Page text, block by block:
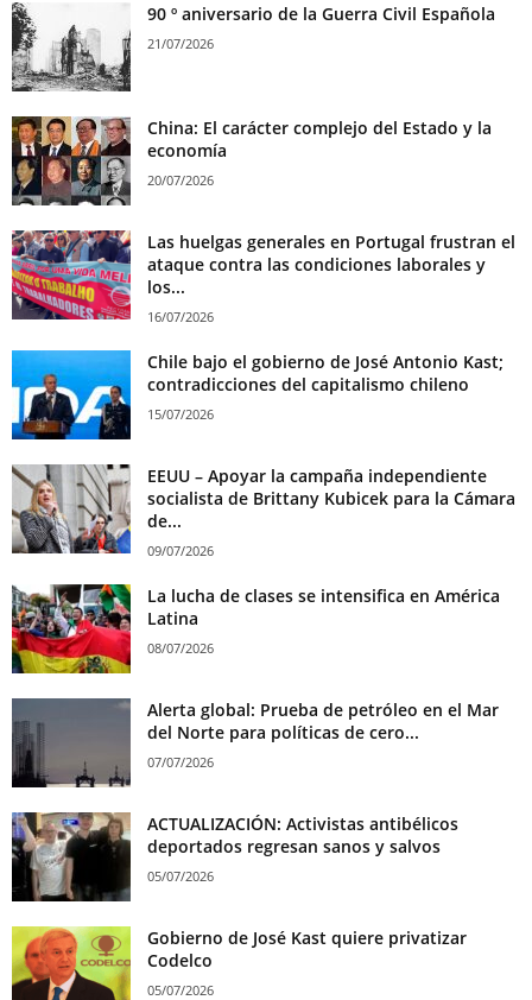
90 º aniversario de la Guerra Civil Española
21/07/2026
China: El carácter complejo del Estado y la
economía
20/07/2026
Las huelgas generales en Portugal frustran el
ataque contra las condiciones laborales y
los...
16/07/2026
Chile bajo el gobierno de José Antonio Kast;
contradicciones del capitalismo chileno
15/07/2026
EEUU – Apoyar la campaña independiente
socialista de Brittany Kubicek para la Cámara
de...
09/07/2026
La lucha de clases se intensifica en América
Latina
08/07/2026
Alerta global: Prueba de petróleo en el Mar
del Norte para políticas de cero...
07/07/2026
ACTUALIZACIÓN: Activistas antibélicos
deportados regresan sanos y salvos
05/07/2026
Gobierno de José Kast quiere privatizar
Codelco
05/07/2026